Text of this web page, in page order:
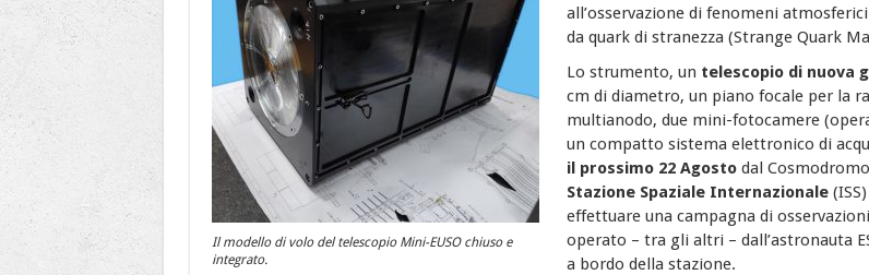
Il modello di volo del telescopio Mini-EUSO chiuso e
integrato.
all’osservazione di fenomeni
da quark di stranezza (Strange Quark
Lo strumento, un telescopio di nuova
cm di diametro, un piano focale per la
multianodo, due mini-fotocamere
un compatto sistema elettronico di
il prossimo 22 Agostodal
Stazione Spaziale Internazionale
effettuare una campagna di
operato – tra gli altri – dall’astronauta
a bordo della stazione.